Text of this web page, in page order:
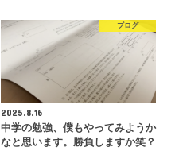
ブログ
2025.8.16
中学の勉強、僕もやってみようか
なと思います。勝負しますか笑？